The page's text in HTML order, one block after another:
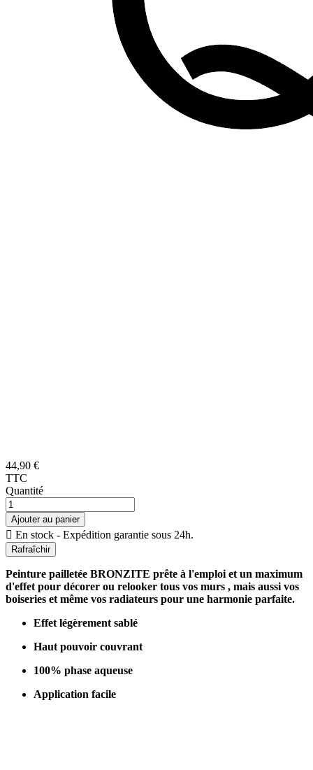
44,90 €
TTC
Quantité
Ajouter au panier
 En stock - Expédition garantie sous 24h.
Peinture pailletée BRONZITE prête à l'emploi et un maximum
d'effet pour décorer ou relooker tous vos murs , mais aussi vos
boiseries et même vos radiateurs pour une harmonie parfaite.
Effet légèrement sablé
Haut pouvoir couvrant
100% phase aqueuse
Application facile